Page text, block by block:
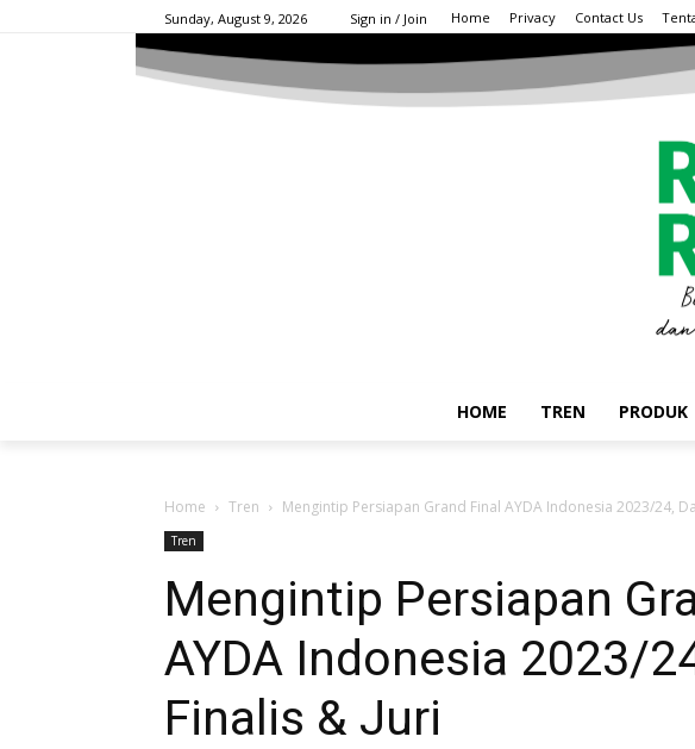
Sunday, August 9, 2026 Sign in / Join Home Privacy Contact Us
HOME TREN PRODUK
Home Tren Mengintip Persiapan Grand Final AYDA Indonesia 2023/24,
Tren
Mengintip Persiapan
AYDA Indonesia 2023/
Finalis & Juri